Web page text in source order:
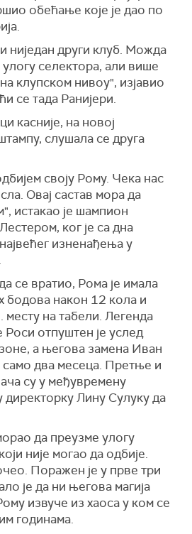
обећање које је дао по
ниједан други клуб. Можда
селектора, али више
клупском нивоу", изјавио
се тада Ранијери.
касније, на новој
слушала се друга
своју Рому. Чека нас
Овај састав мора да
истакао је шампион
ког је са дна
изненађења у
се вратио, Рома је имала
бодова након 12 кола и
месту на табели. Легенда
Роси отпуштен је услед
а његова замена Иван
два месеца. Претње и
су у међувремену
директорку Лину Сулуку да
да преузме улогу
није могао да одбије.
Поражен је у прве три
је да ни његова магија
извуче из хаоса у ком се
годинама.